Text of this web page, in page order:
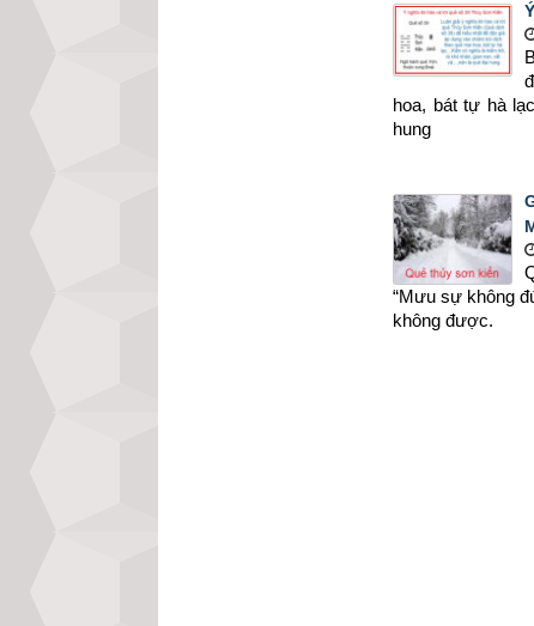
hoa, bát tự hà
hung
“Mưu sự không
không được.